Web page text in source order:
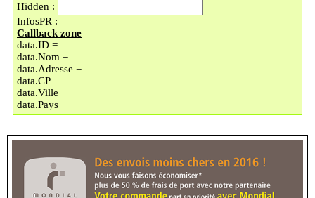
(C) - LOCKER LAVOMATIC
PLACE DOREZ/LI
9 PLACE BARTHELEMY DOREZ
59000 - LILLE
(D) - UNIQUE COIN
En vacances jusqu'au 30/08/2026
89 BOULEVARD MONTEBELLO
59000 - LILLE
130 BOULEVARD
59000 - LILLE
(F) - LOCKER TECHNOPHONE
RUE JULES GU
Hidden :
InfosPR :
Callback zone
data.ID =
data.Nom =
data.Adresse =
data.CP =
data.Ville =
data.Pays =